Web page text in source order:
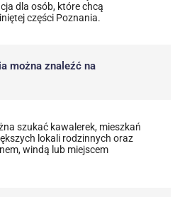
dla osób, które chcą
części Poznania.
można znaleźć na
szukać kawalerek, mieszkań
lokali rodzinnych oraz
windą lub miejscem